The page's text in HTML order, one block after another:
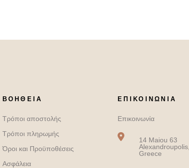
ΒΟΉΘΕΙΑ
Τρόποι αποστολής
Τρόποι πληρωμής
Όροι και Προϋποθέσεις
Ασφάλεια
ΕΠΙΚΟΙΝΩΝΙΑ
Επικοινωνία
14 Maiou 63
Greece